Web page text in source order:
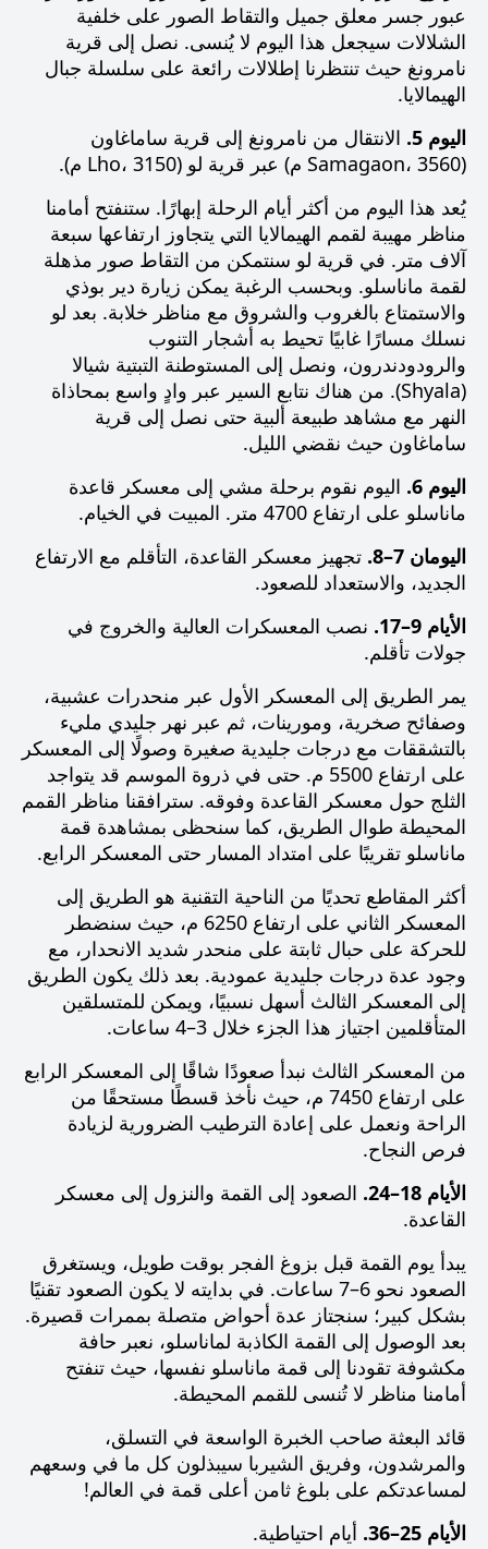
عبور جسر معلق جميل والتقاط الصور على خلفية
الشلالات سيجعل هذا اليوم لا يُنسى. نصل إلى قرية
نامرونغ حيث تنتظرنا إطلالات رائعة على سلسلة جبال
الهيمالايا.
اليوم 5.
الانتقال من نامرونغ إلى قرية ساماغاون
(Samagaon، 3560 م) عبر قرية لو (Lho، 3150 م).
يُعد هذا اليوم من أكثر أيام الرحلة إبهارًا. ستنفتح أمامنا
مناظر مهيبة لقمم الهيمالايا التي يتجاوز ارتفاعها سبعة
آلاف متر. في قرية لو سنتمكن من التقاط صور مذهلة
لقمة ماناسلو. وبحسب الرغبة يمكن زيارة دير بوذي
والاستمتاع بالغروب والشروق مع مناظر خلابة. بعد لو
نسلك مسارًا غابيًا تحيط به أشجار التنوب
والرودودندرون، ونصل إلى المستوطنة التبتية شيالا
(Shyala). من هناك نتابع السير عبر وادٍ واسع بمحاذاة
النهر مع مشاهد طبيعة ألبية حتى نصل إلى قرية
ساماغاون حيث نقضي الليل.
اليوم 6.
اليوم نقوم برحلة مشي إلى معسكر قاعدة
ماناسلو على ارتفاع 4700 متر. المبيت في الخيام.
اليومان 7–8.
تجهيز معسكر القاعدة، التأقلم مع الارتفاع
الجديد، والاستعداد للصعود.
الأيام 9–17.
نصب المعسكرات العالية والخروج في
جولات تأقلم.
يمر الطريق إلى المعسكر الأول عبر منحدرات عشبية،
وصفائح صخرية، ومورينات، ثم عبر نهر جليدي مليء
بالتشققات مع درجات جليدية صغيرة وصولًا إلى المعسكر
على ارتفاع 5500 م. حتى في ذروة الموسم قد يتواجد
الثلج حول معسكر القاعدة وفوقه. سترافقنا مناظر القمم
المحيطة طوال الطريق، كما سنحظى بمشاهدة قمة
ماناسلو تقريبًا على امتداد المسار حتى المعسكر الرابع.
أكثر المقاطع تحديًا من الناحية التقنية هو الطريق إلى
المعسكر الثاني على ارتفاع 6250 م، حيث سنضطر
للحركة على حبال ثابتة على منحدر شديد الانحدار، مع
وجود عدة درجات جليدية عمودية. بعد ذلك يكون الطريق
إلى المعسكر الثالث أسهل نسبيًا، ويمكن للمتسلقين
المتأقلمين اجتياز هذا الجزء خلال 3–4 ساعات.
من المعسكر الثالث نبدأ صعودًا شاقًا إلى المعسكر الرابع
على ارتفاع 7450 م، حيث نأخذ قسطًا مستحقًا من
الراحة ونعمل على إعادة الترطيب الضرورية لزيادة
فرص النجاح.
الأيام 18–24.
الصعود إلى القمة والنزول إلى معسكر
القاعدة.
يبدأ يوم القمة قبل بزوغ الفجر بوقت طويل، ويستغرق
الصعود نحو 6–7 ساعات. في بدايته لا يكون الصعود تقنيًا
بشكل كبير؛ سنجتاز عدة أحواض متصلة بممرات قصيرة.
بعد الوصول إلى القمة الكاذبة لماناسلو، نعبر حافة
مكشوفة تقودنا إلى قمة ماناسلو نفسها، حيث تنفتح
أمامنا مناظر لا تُنسى للقمم المحيطة.
قائد البعثة صاحب الخبرة الواسعة في التسلق،
والمرشدون، وفريق الشيربا سيبذلون كل ما في وسعهم
لمساعدتكم على بلوغ ثامن أعلى قمة في العالم!
الأيام 25–36.
أيام احتياطية.